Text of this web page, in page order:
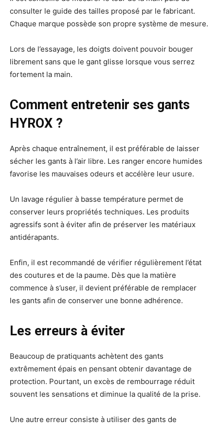
consulter le guide des tailles proposé par le fabricant.
Chaque marque possède son propre système de mesure.
Lors de l’essayage, les doigts doivent pouvoir bouger
librement sans que le gant glisse lorsque vous serrez
fortement la main.
Comment entretenir ses gants
HYROX ?
Après chaque entraînement, il est préférable de laisser
sécher les gants à l’air libre. Les ranger encore humides
favorise les mauvaises odeurs et accélère leur usure.
Un lavage régulier à basse température permet de
conserver leurs propriétés techniques. Les produits
agressifs sont à éviter afin de préserver les matériaux
antidérapants.
Enfin, il est recommandé de vérifier régulièrement l’état
des coutures et de la paume. Dès que la matière
commence à s’user, il devient préférable de remplacer
les gants afin de conserver une bonne adhérence.
Les erreurs à éviter
Beaucoup de pratiquants achètent des gants
extrêmement épais en pensant obtenir davantage de
protection. Pourtant, un excès de rembourrage réduit
souvent les sensations et diminue la qualité de la prise.
Une autre erreur consiste à utiliser des gants de